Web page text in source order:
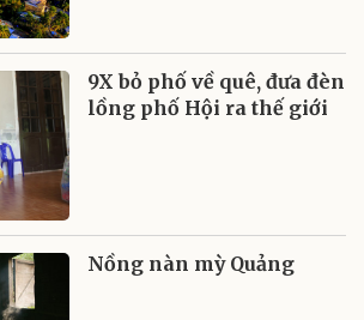
9X bỏ phố về quê, đưa đèn
lồng phố Hội ra thế giới
Nồng nàn mỳ Quảng